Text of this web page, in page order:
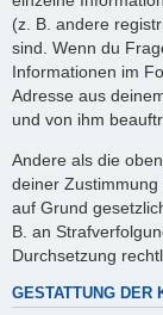
(z. B. andere
sind. Wenn du
Informationen im
Adresse aus
und von ihm
Andere als die
deiner
auf Grund
B. an
Durchsetzung
GESTATTUNG DER